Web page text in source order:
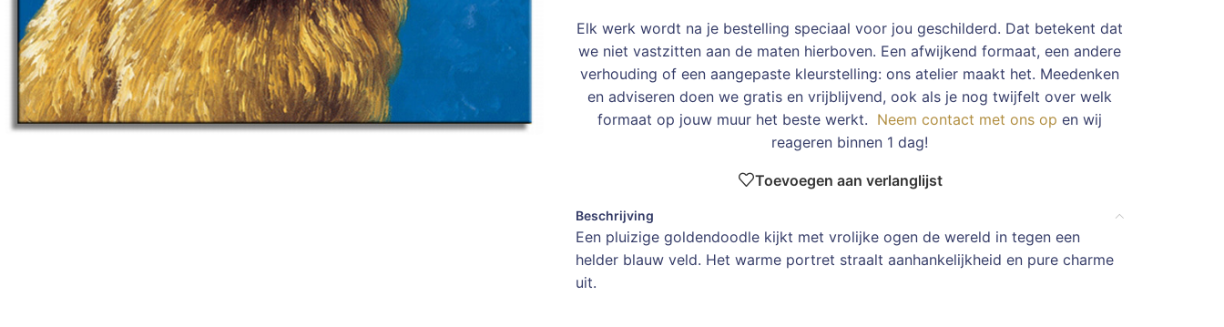
Elk werk wordt na je bestelling speciaal voor jou geschilderd. Dat betekent dat
we niet vastzitten aan de maten hierboven. Een afwijkend formaat, een andere
verhouding of een aangepaste kleurstelling: ons atelier maakt het. Meedenken
en adviseren doen we gratis en vrijblijvend, ook als je nog twijfelt over welk
formaat op jouw muur het beste werkt. Neem contact met ons op en wij
reageren binnen 1 dag!
Toevoegen aan verlanglijst
Beschrijving
Een pluizige goldendoodle kijkt met vrolijke ogen de wereld in tegen een
helder blauw veld. Het warme portret straalt aanhankelijkheid en pure charme
uit.